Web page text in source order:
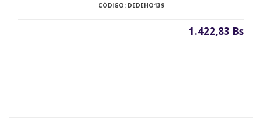
CÓDIGO: DEDEHO139
1.422,83 Bs